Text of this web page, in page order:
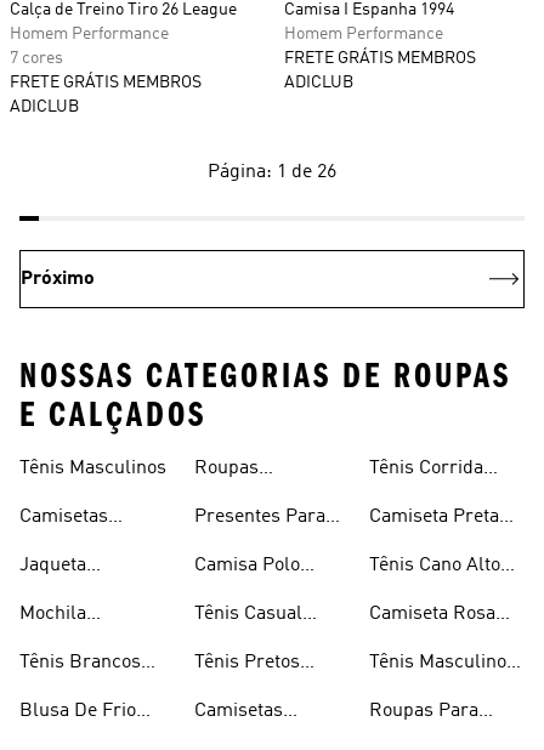
Calça de Treino Tiro 26 League
Homem Performance
7 cores
FRETE GRÁTIS MEMBROS
ADICLUB
Camisa I Espanha 1994
Homem Performance
FRETE GRÁTIS MEMBROS
ADICLUB
Página: 1 de 26
Próximo
NOSSAS CATEGORIAS DE ROUPAS
E CALÇADOS
Tênis Masculinos
Camisetas
Jaqueta
Mochila
Tênis Brancos
Blusa De Frio
Roupas
Presentes Para
Camisa Polo
Tênis Casual
Tênis Pretos
Camisetas
Masculinas
Tênis Corrida
Camiseta Preta
Tênis Cano Alto
Camiseta Rosa
Tênis Masculino
Roupas Para